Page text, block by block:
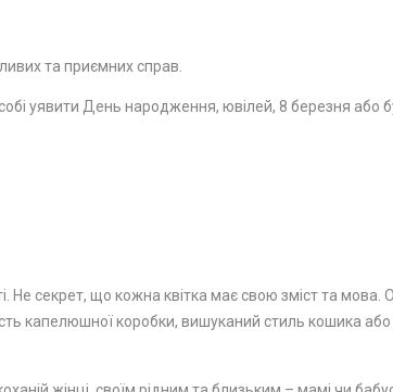
та приємних справ.
уявити День народження, ювілей, 8 березня або
Не секрет, що кожна квітка має свою зміст та мова.
капелюшної коробки, вишуканий стиль кошика або